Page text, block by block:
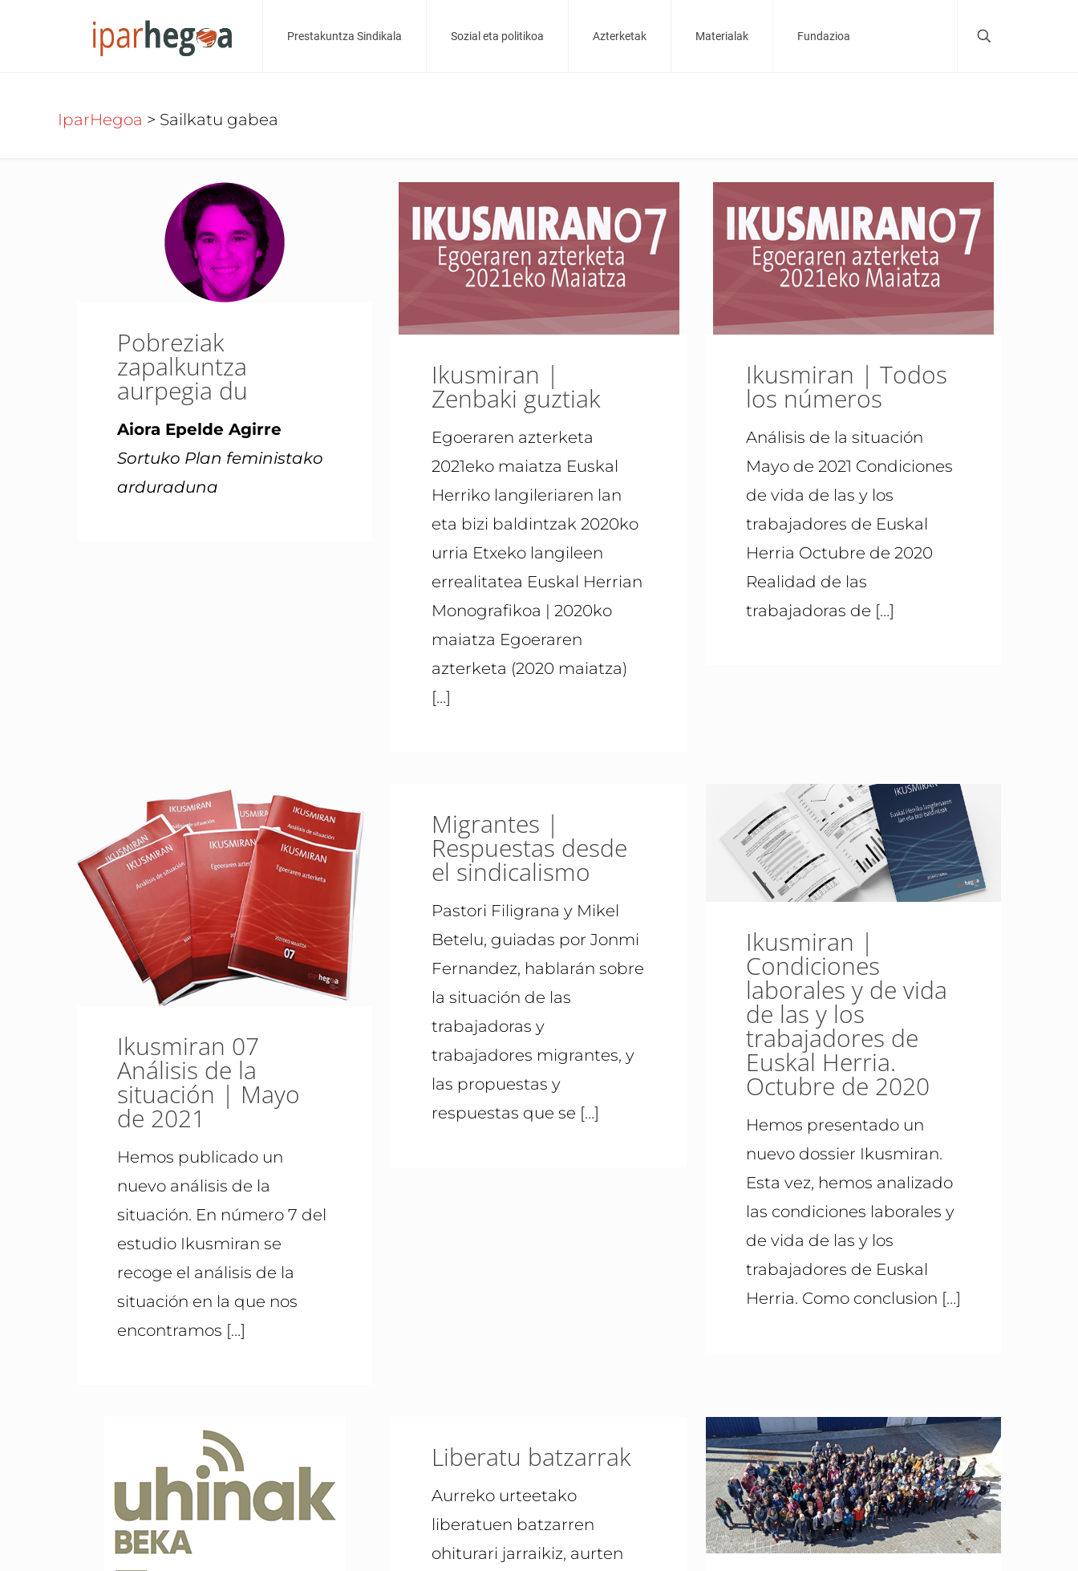
Prestakuntza Sindikala Sozial eta politikoa Azterketak Materialak Fundazioa
IparHegoa > Sailkatu gabea
Pobreziak
zapalkuntza
aurpegia du
Aiora Epelde Agirre
Sortuko Plan feministako
arduraduna
Ikusmiran |
Zenbaki guztiak
Egoeraren azterketa
2021eko maiatza Euskal
Herriko langileriaren lan
eta bizi baldintzak 2020ko
urria Etxeko langileen
errealitatea Euskal Herrian
Monografikoa | 2020ko
maiatza Egoeraren
azterketa (2020 maiatza)
[…]
Ikusmiran | Todos
los números
Análisis de la situación
Mayo de 2021 Condiciones
de vida de las y los
trabajadores de Euskal
Herria Octubre de 2020
Realidad de las
trabajadoras de […]
Ikusmiran 07
Análisis de la
situación | Mayo
de 2021
Hemos publicado un
nuevo análisis de la
situación. En número 7 del
estudio Ikusmiran se
recoge el análisis de la
situación en la que nos
encontramos […]
Migrantes |
Respuestas desde
el sindicalismo
Pastori Filigrana y Mikel
Betelu, guiadas por Jonmi
Fernandez, hablarán sobre
la situación de las
trabajadoras y
trabajadores migrantes, y
las propuestas y
respuestas que se […]
Ikusmiran |
Condiciones
laborales y de vida
de las y los
trabajadores de
Euskal Herria.
Octubre de 2020
Hemos presentado un
nuevo dossier Ikusmiran.
Esta vez, hemos analizado
las condiciones laborales y
de vida de las y los
trabajadores de Euskal
Herria. Como conclusion […]
Liberatu batzarrak
Aurreko urteetako
liberatuen batzarren
ohiturari jarraikiz, aurten